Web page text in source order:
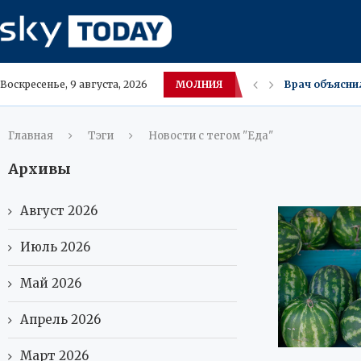
Воскресенье, 9 августа, 2026 МОЛНИЯ Российский
КГБ‑фляжки
В России к
Володин
Для
В Махачкале
Пожар в
Главная Тэги Новости с тегом "Еда"
Архивы
Август 2026
Июль 2026
Май 2026
Апрель 2026
Март 2026